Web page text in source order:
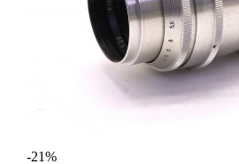
-21%